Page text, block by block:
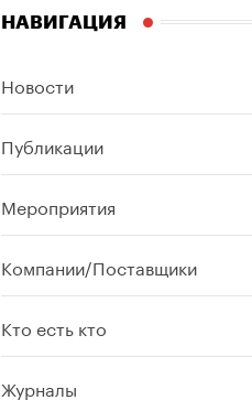
НАВИГАЦИЯ
Новости
Публикации
Мероприятия
Компании/Поставщики
Кто есть кто
Журналы